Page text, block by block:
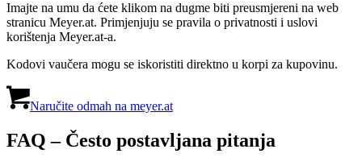
Imajte na umu da ćete klikom na dugme biti preusmjereni na web
stranicu Meyer.at. Primjenjuju se pravila o privatnosti i uslovi
korištenja Meyer.at-a.
Kodovi vaučera mogu se iskoristiti direktno u korpi za kupovinu.
Naručite odmah na meyer.at
FAQ – Često postavljana pitanja